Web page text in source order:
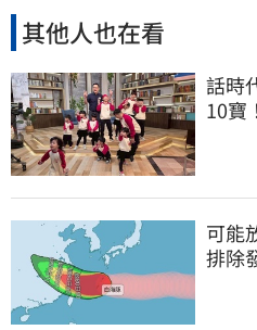
其他人也在看
話時
10寶
可能
排除